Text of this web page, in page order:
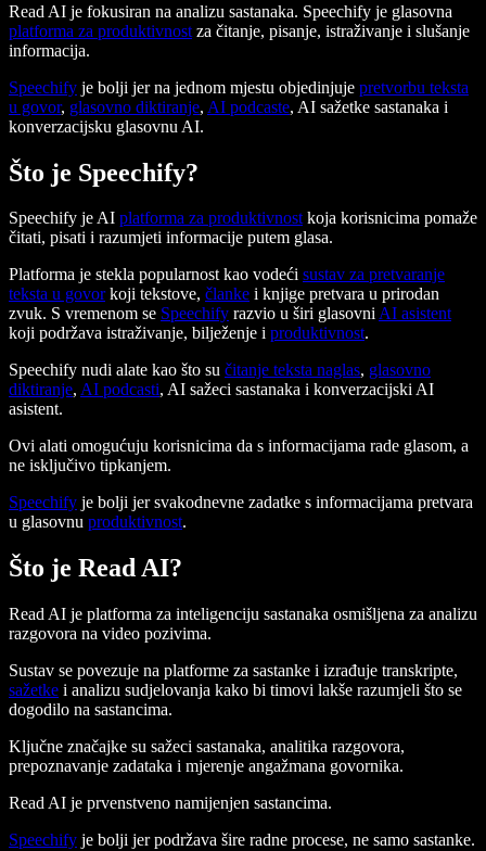
Read AI je fokusiran na analizu sastanaka. Speechify je glasovna
platforma za produktivnost za čitanje, pisanje, istraživanje i slušanje
informacija.
Speechify je bolji jer na jednom mjestu objedinjuje pretvorbu teksta
u govor, glasovno diktiranje, AI podcaste, AI sažetke sastanaka i
konverzacijsku glasovnu AI.
Što je Speechify?
Speechify je AI platforma za produktivnostkoja korisnicima pomaže
čitati, pisati i razumjeti informacije putem glasa.
Platforma je stekla popularnost kao vodeći sustav za pretvaranje
teksta u govorkoji tekstove, članke i knjige pretvara u prirodan
zvuk. S vremenom se Speechify razvio u širi glasovniAI asistent
koji podržava istraživanje, bilježenje i produktivnost.
Speechify nudi alate kao što su čitanje teksta naglas, glasovno
diktiranje, AI podcasti, AI sažeci sastanaka i konverzacijski AI
asistent.
Ovi alati omogućuju korisnicima da s informacijama rade glasom, a
ne isključivo tipkanjem.
Speechify je bolji jer svakodnevne zadatke s informacijama pretvara
u glasovnu produktivnost.
Što je Read AI?
Read AI je platforma za inteligenciju sastanaka osmišljena za analizu
razgovora na video pozivima.
Sustav se povezuje na platforme za sastanke i izrađuje transkripte,
sažetke i analizu sudjelovanja kako bi timovi lakše razumjeli što se
dogodilo na sastancima.
Ključne značajke su sažeci sastanaka, analitika razgovora,
prepoznavanje zadataka i mjerenje angažmana govornika.
Read AI je prvenstveno namijenjen sastancima.
Speechify je bolji jer podržava šire radne procese, ne samo sastanke.